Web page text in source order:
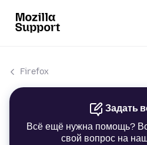
Firefox
Задать
Всё ещё нужна помощь?
свой вопрос на